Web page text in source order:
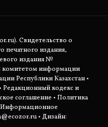
Свидетельство о
печатного издания,
издания №
комитетом информации
Республики Казахстан •
• Редакционный кодекс и
соглашение • Политика
Информационное
• Дизайн: